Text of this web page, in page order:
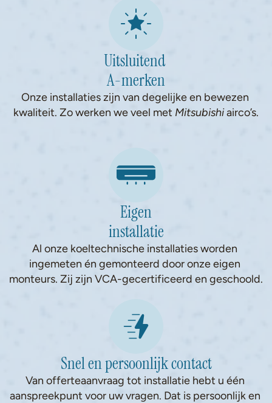
Uitsluitend
A-merken
Onze installaties zijn van degelijke en bewezen
kwaliteit. Zo werken we veel met Mitsubishi airco’s.
Eigen
installatie
Al onze koeltechnische installaties worden
ingemeten én gemonteerd door onze eigen
monteurs. Zij zijn VCA-gecertificeerd en geschoold.
Snel en persoonlijk contact
Van offerteaanvraag tot installatie hebt u één
aanspreekpunt voor uw vragen. Dat is persoonlijk en